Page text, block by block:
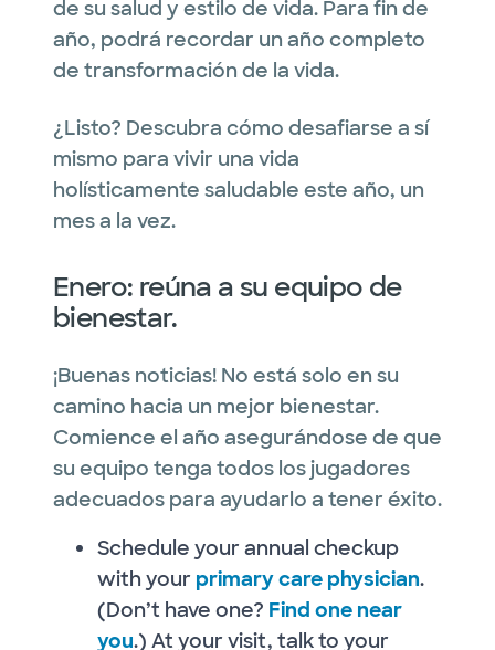
de su salud y estilo de vida. Para fin de
año, podrá recordar un año completo
de transformación de la vida.
¿Listo? Descubra cómo desafiarse a sí
mismo para vivir una vida
holísticamente saludable este año, un
mes a la vez.
Enero: reúna a su equipo de
bienestar.
¡Buenas noticias! No está solo en su
camino hacia un mejor bienestar.
Comience el año asegurándose de que
su equipo tenga todos los jugadores
adecuados para ayudarlo a tener éxito.
Schedule your annual checkup
with your primary care physician.
(Don’t have one? Find one near
you.) At your visit, talk to your